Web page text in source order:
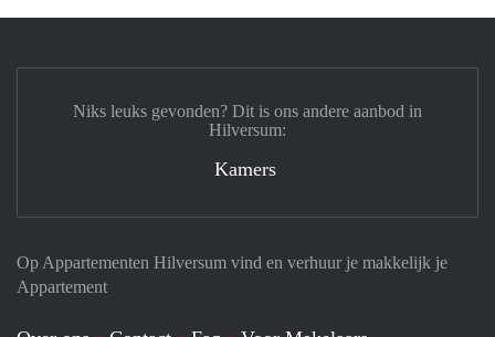
Op Appartementen Hilversum vind en verhuur je makkelijk je
Appartement
Niks leuks gevonden? Dit is ons andere aanbod in
Hilversum:
Kamers